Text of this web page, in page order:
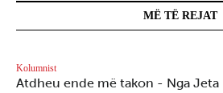
MË TË REJAT
Kolumnist
Atdheu ende më takon - Nga Jeta